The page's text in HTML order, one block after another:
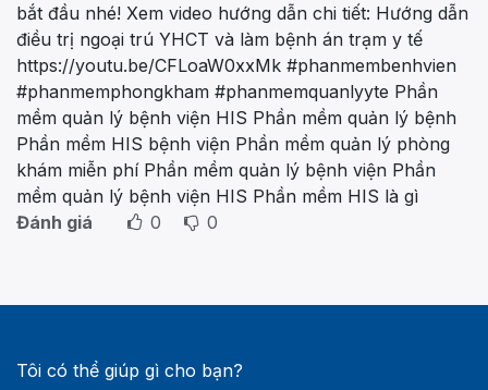
bắt đầu nhé! Xem video hướng dẫn chi tiết: Hướng dẫn
điều trị ngoại trú YHCT và làm bệnh án trạm y tế
https://youtu.be/CFLoaW0xxMk #phanmembenhvien
#phanmemphongkham #phanmemquanlyyte Phần
mềm quản lý bệnh viện HIS Phần mềm quản lý bệnh
Phần mềm HIS bệnh viện Phần mềm quản lý phòng
khám miễn phí Phần mềm quản lý bệnh viện Phần
mềm quản lý bệnh viện HIS Phần mềm HIS là gì
Đánh giá
0 0
Tôi có thể giúp gì cho bạn?